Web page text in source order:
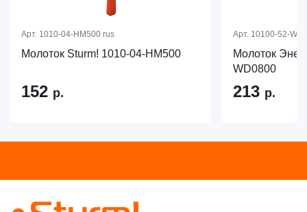
Арт. 1010-04-HM500 rus
Молоток Sturm! 1010-04-HM500
152 р.
Арт. 10100-52-
Молоток
WD0800
213 р.